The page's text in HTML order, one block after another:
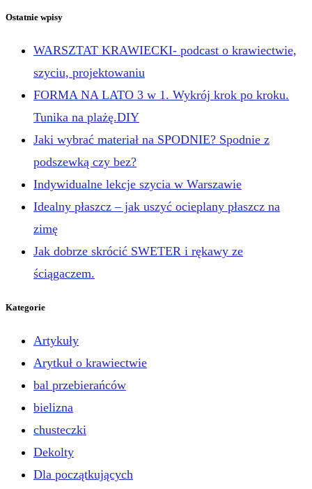
Ostatnie wpisy
WARSZTAT KRAWIECKI- podcast o krawiectwie,
szyciu, projektowaniu
FORMA NA LATO 3 w 1. Wykrój krok po kroku.
Tunika na plażę.DIY
Jaki wybrać materiał na SPODNIE? Spodnie z
podszewką czy bez?
Indywidualne lekcje szycia w Warszawie
Idealny płaszcz – jak uszyć ocieplany płaszcz na
zimę
Jak dobrze skrócić SWETER i rękawy ze
ściągaczem.
Kategorie
Artykuły
Arytkuł o krawiectwie
bal przebierańców
bielizna
chusteczki
Dekolty
Dla początkujących